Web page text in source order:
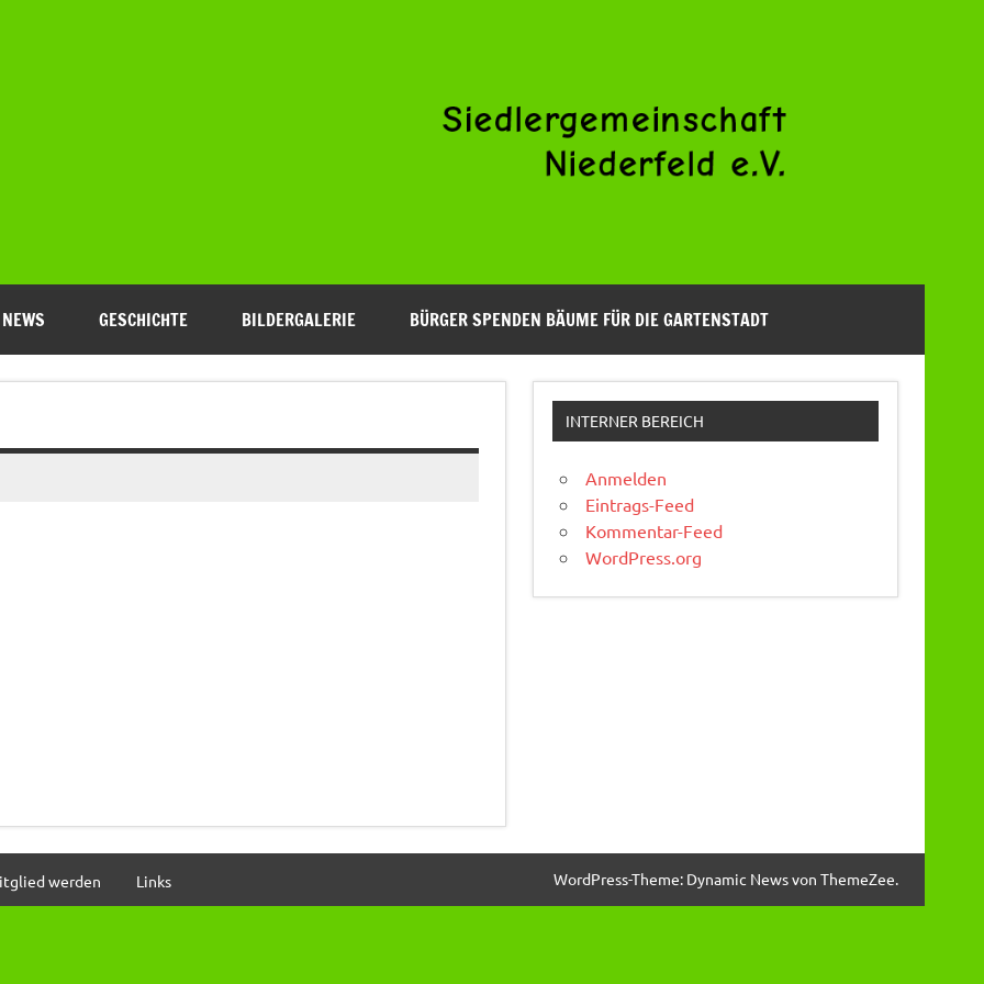
NEWS GESCHICHTE BILDERGALERIE BÜRGER SPENDEN BÄUME FÜR DIE GARTENSTADT
INTERNER BEREICH
Anmelden
Eintrags-Feed
Kommentar-Feed
WordPress.org
werden Links WordPress-Theme: Dynamic News von ThemeZee.